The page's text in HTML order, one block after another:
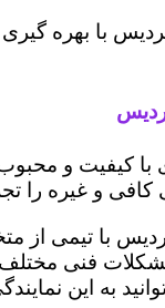
با بهره
کیفیت و
و غیره را
با تیمی از
فنی مختلف
به این